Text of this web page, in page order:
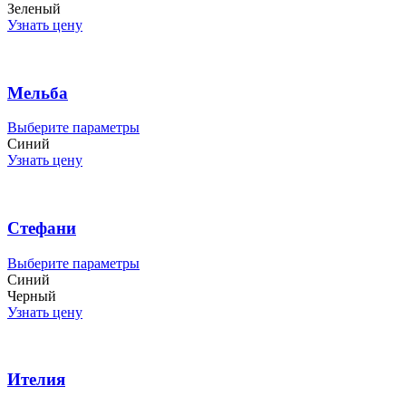
странице
товара.
Зеленый
Узнать цену
Мельба
Выберите параметрыЭтот
странице
Синий
Узнать цену
Стефани
Выберите параметрыЭтот
Синий
Черный
Узнать цену
Ителия